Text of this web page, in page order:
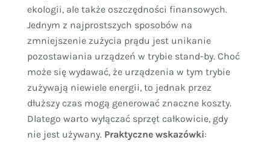
ekologii, ale także oszczędności finansowych.
Jednym z najprostszych sposobów na
zmniejszenie zużycia prądu jest unikanie
pozostawiania urządzeń w trybie stand-by. Choć
może się wydawać, że urządzenia w tym trybie
zużywają niewiele energii, to jednak przez
dłuższy czas mogą generować znaczne koszty.
Dlatego warto wyłączać sprzęt całkowicie, gdy
nie jest używany. Praktyczne wskazówki: